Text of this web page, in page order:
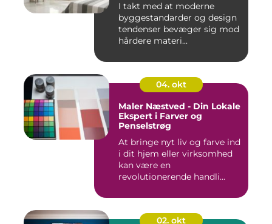
I takt med at moderne
byggestandarder og design
tendenser bevæger sig mod
hårdere materi...
04. okt
Maler Næstved - Din Lokale
Ekspert i Farver og
Penselstrøg
At bringe nyt liv og farve ind
i dit hjem eller virksomhed
kan være en
revolutionerende handli...
02. okt